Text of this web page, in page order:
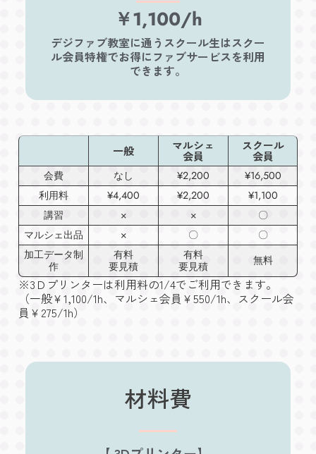
￥1,100/h
デジファブ教室に通うスクール生はスクー
ル会員特権でお得にファブサービスを利用
できます。
一般 マルシェ
会員
スクール
会員
会費 なし ¥2,200
¥16,500
利用料
¥4,400 ¥2,200
¥1,100
講習
× ×
〇
マルシェ出品
× 〇
〇
加工データ制
作
有料
要見積
有料
要見積
無料
※3Ｄプリンターは利用料の1/4でご利用できます。
（一般￥1,100/1h、マルシェ会員￥550/1h、スクール会
員￥275/1h）
材料費